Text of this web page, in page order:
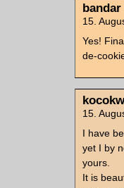
15.
Yes!
de-
15.
I have
yet I by
yours.
It is